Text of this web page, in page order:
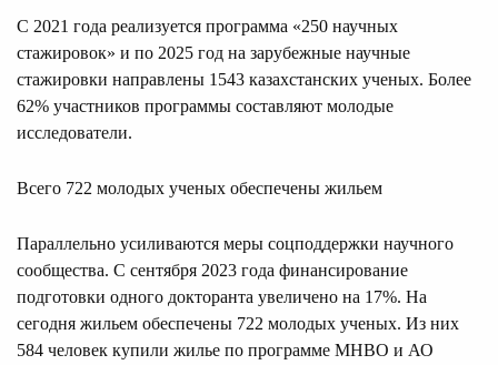
С 2021 года реализуется программа «250 научных
стажировок» и по 2025 год на зарубежные научные
стажировки направлены 1543 казахстанских ученых. Более
62% участников программы составляют молодые
исследователи.
Всего 722 молодых ученых обеспечены жильем
Параллельно усиливаются меры соцподдержки научного
сообщества. С сентября 2023 года финансирование
подготовки одного докторанта увеличено на 17%. На
сегодня жильем обеспечены 722 молодых ученых. Из них
584 человек купили жилье по программе МНВО и АО